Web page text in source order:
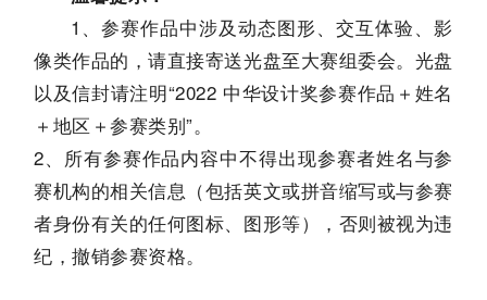
1、参赛作品中涉及动态图形、交互体验、影
像类作品的，请直接寄送光盘至大赛组委会。光盘
以及信封请注明“2022 中华设计奖参赛作品＋姓名
＋地区＋参赛类别”。
2、所有参赛作品内容中不得出现参赛者姓名与参
赛机构的相关信息（包括英文或拼音缩写或与参赛
者身份有关的任何图标、图形等），否则被视为违
纪，撤销参赛资格。